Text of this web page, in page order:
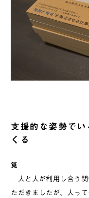
支援的な姿勢で
くる
筧
人と人が利用し合う
ただきましたが、人っ